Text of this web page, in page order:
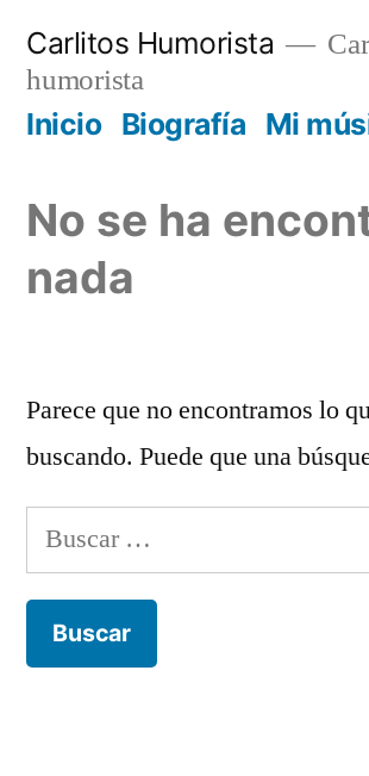
contenido
Carlitos Humorista
humorista
Inicio Biografía Mi
No se ha
nada
Parece que no encontramos lo
buscando. Puede que una
Buscar: